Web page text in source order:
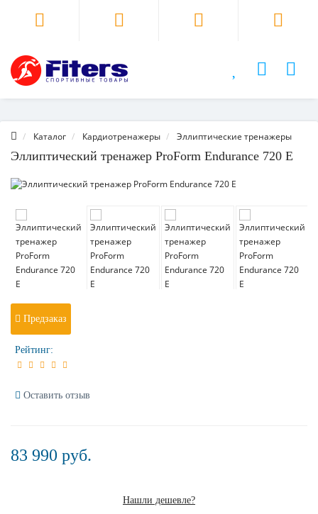
Каталог Кардиотренажеры Эллиптические тренажеры
Эллиптический тренажер ProForm Endurance 720 E
Предзаказ
Рейтинг:
Оставить отзыв
83 990 руб.
Нашли дешевле?